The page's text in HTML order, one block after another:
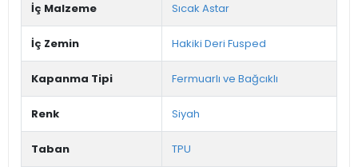
İç Malzeme Sıcak Astar
İç Zemin Hakiki Deri Fusped
Kapanma Tipi Fermuarlı ve Bağcıklı
Renk Siyah
Taban TPU